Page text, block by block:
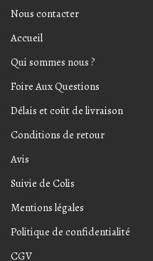
Nous contacter
Accueil
Qui sommes nous ?
Foire Aux Questions
Délais et coût de livraison
Conditions de retour
Avis
Suivie de Colis
Mentions légales
Politique de confidentialité
CGV